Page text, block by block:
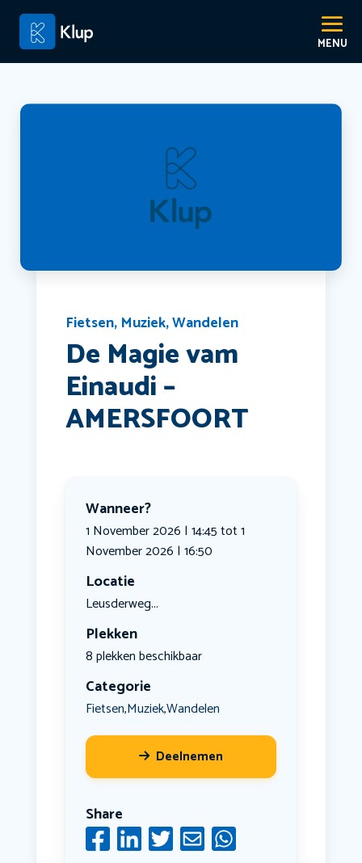
Fietsen, Muziek,Wandelen
De Magie vam
Einaudi –
AMERSFOORT
Wanneer?
1 November 2026 | 14:45 tot 1
November 2026 | 16:50
Locatie
Leusderweg...
Plekken
8 plekken beschikbaar
Categorie
Fietsen,Muziek,Wandelen
Deelnemen
Share